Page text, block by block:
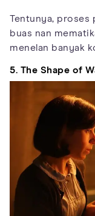
Tentunya, proses
buas nan
menelan banyak
5. The Shape of